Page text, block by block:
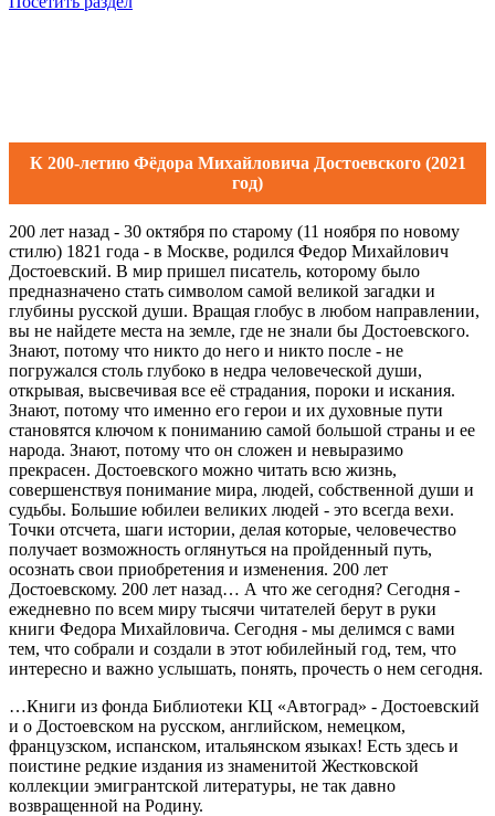
К 200-летию Фёдора Михайловича Достоевского (2021
год)
200 лет назад - 30 октября по старому (11 ноября по новому
стилю) 1821 года - в Москве, родился Федор Михайлович
Достоевский. В мир пришел писатель, которому было
предназначено стать символом самой великой загадки и
глубины русской души. Вращая глобус в любом направлении,
вы не найдете места на земле, где не знали бы Достоевского.
Знают, потому что никто до него и никто после - не
погружался столь глубоко в недра человеческой души,
открывая, высвечивая все её страдания, пороки и искания.
Знают, потому что именно его герои и их духовные пути
становятся ключом к пониманию самой большой страны и ее
народа. Знают, потому что он сложен и невыразимо
прекрасен. Достоевского можно читать всю жизнь,
совершенствуя понимание мира, людей, собственной души и
судьбы. Большие юбилеи великих людей - это всегда вехи.
Точки отсчета, шаги истории, делая которые, человечество
получает возможность оглянуться на пройденный путь,
осознать свои приобретения и изменения. 200 лет
Достоевскому. 200 лет назад… А что же сегодня? Сегодня -
ежедневно по всем миру тысячи читателей берут в руки
книги Федора Михайловича. Сегодня - мы делимся с вами
тем, что собрали и создали в этот юбилейный год, тем, что
интересно и важно услышать, понять, прочесть о нем сегодня.
…Книги из фонда Библиотеки КЦ «Автоград» - Достоевский
и о Достоевском на русском, английском, немецком,
французском, испанском, итальянском языках! Есть здесь и
поистине редкие издания из знаменитой Жестковской
коллекции эмигрантской литературы, не так давно
возвращенной на Родину.